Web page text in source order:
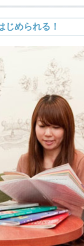
められる！